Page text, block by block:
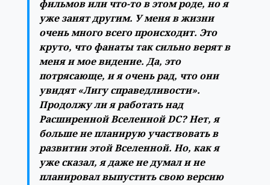
фильмов или что-то в этом роде, но я
уже занят другим. У меня в жизни
очень много всего происходит. Это
круто, что фанаты так сильно верят в
меня и мое видение. Да, это
потрясающе, и я очень рад, что они
увидят «Лигу справедливости».
Продолжу ли я работать над
Расширенной Вселенной DC? Нет, я
больше не планирую участвовать в
развитии этой Вселенной. Но, как я
уже сказал, я даже не думал и не
планировал выпустить свою версию